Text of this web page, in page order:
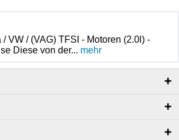
VW / (VAG) TFSI - Motoren (2.0l) -
Diese von der... mehr